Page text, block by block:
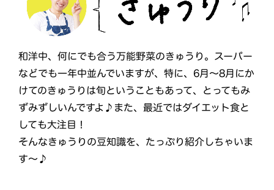
和洋中、何にでも合う万能野菜のきゅうり。スーパー
などでも一年中並んでいますが、特に、6月～8月にか
けてのきゅうりは旬ということもあって、とってもみ
ずみずしいんですよ♪また、最近ではダイエット食と
しても大注目！
そんなきゅうりの豆知識を、たっぷり紹介しちゃいま
す～♪